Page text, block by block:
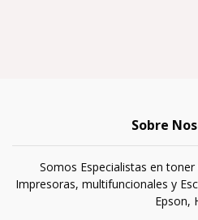
Sobre
Somos Especialistas en
Impresoras, multifuncionales y
Epson,